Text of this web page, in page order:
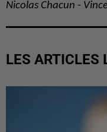
Nicolas Chacun -
LES ARTICLES